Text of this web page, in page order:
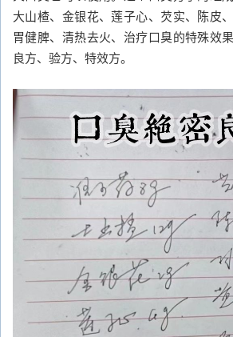
大山楂、金银花、莲子心、芡实、陈皮
胃健脾、清热去火、治疗口臭的特殊效
良方、验方、特效方。